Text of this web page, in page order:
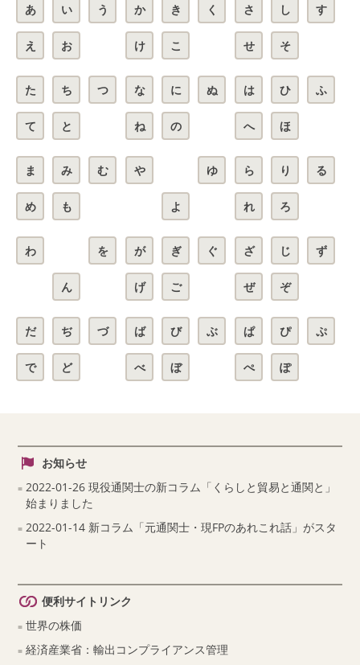
あ い う
え お
か き く
け こ
さ し す
せ そ
た ち つ
て と
な に ぬ
ね の
は ひ ふ
へ ほ
ま み む
め も
や ゆ
よ
ら り る
れ ろ
わ を
ん
が ぎ ぐ
げ ご
ざ じ ず
ぜ ぞ
だ ぢ づ
で ど
ば び ぶ
べ ぼ
ぱ ぴ ぷ
ぺ ぽ
お知らせ
2022-01-26 現役通関士の新コラム「くらしと貿易と通関と」
始まりました
2022-01-14 新コラム「元通関士・現FPのあれこれ話」がスタ
ート
便利サイトリンク
世界の株価
経済産業省：輸出コンプライアンス管理